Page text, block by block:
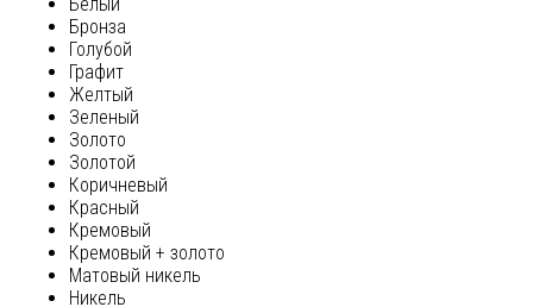
Белый
Бронза
Голубой
Графит
Желтый
Зеленый
Золото
Золотой
Коричневый
Красный
Кремовый
Кремовый + золото
Матовый никель
Никель